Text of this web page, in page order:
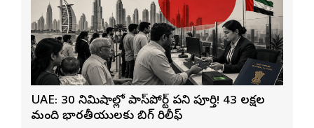
UAE: 30 నిమిషాల్లో పాస్‌పోర్ట్ పని పూర్తి! 43 లక్షల
మంది భారతీయులకు బిగ్ రిలీఫ్